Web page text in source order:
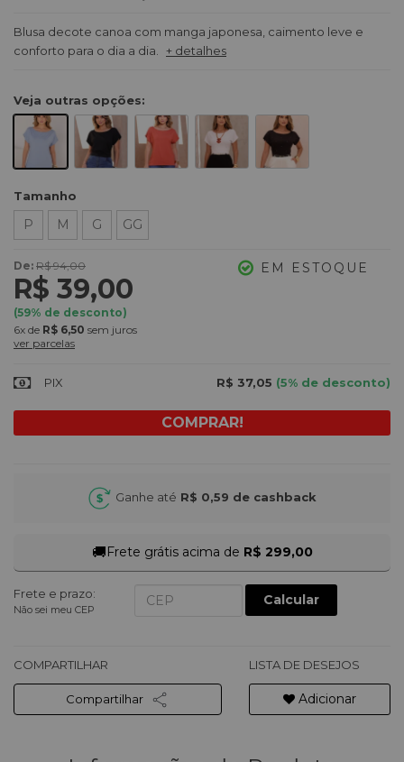
Blusa decote canoa com manga japonesa, caimento leve e
conforto para o dia a dia.
+ detalhes
Veja outras opções:
Tamanho
P M G GG
De: R$ 94,00
R$ 39,00
(59% de desconto)
6x de R$ 6,50 sem juros
ver parcelas
EM ESTOQUE
PIX R$ 37,05 (5% de desconto)
Ganhe até R$ 0,59 de cashback
🚚Frete grátis acima de R$ 299,00
Frete e prazo:
Não sei meu CEP
Calcular
COMPARTILHAR
Compartilhar
LISTA DE DESEJOS
Adicionar